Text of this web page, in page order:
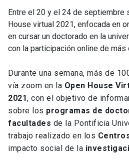
Entre el 20 y el 24 de septiembre
House virtual 2021, enfocada en
en cursar un doctorado en la
con la participación online de más
Durante una semana, más de
vía zoom en la Open House
2021, con el objetivo de
sobre los programas de
facultades de la Pontificia
trabajo realizado en los
impacto social de la